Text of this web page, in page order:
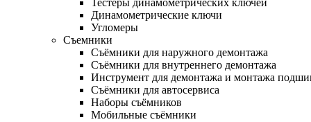
Тестеры динамометрических ключей
Динамометрические ключи
Угломеры
Съемники
Съёмники для наружного демонтажа
Съёмники для внутреннего демонтажа
Инструмент для демонтажа и монтажа
Съёмники для автосервиса
Наборы съёмников
Мобильные съёмники